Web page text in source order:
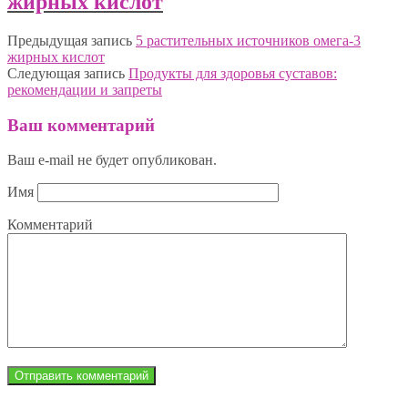
Предыдущая запись 5 растительных источников омега-3
жирных кислот
Следующая запись Продукты для здоровья суставов:
рекомендации и запреты
Ваш комментарий
Ваш e-mail не будет опубликован.
Имя
Комментарий